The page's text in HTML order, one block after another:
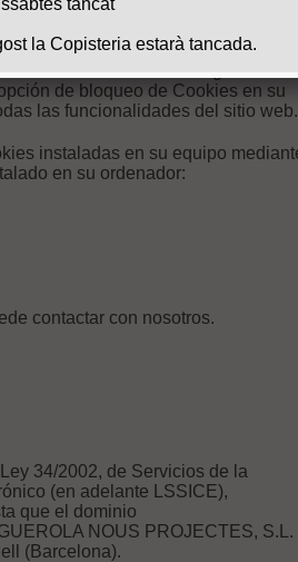
de este sitio web, el tratamiento de
mencionados. Y a si
el tratamiento de tales datos o
la selección de la configuración
de bloqueo de Cookies en su
las funcionalidades del sitio web.
instaladas en su equipo
en su ordenador:
contactar con nosotros.
34/2002, de Servicios de la
(en adelante LSSICE),
que el dominio
NOUS PROJECTES, S.L.
(Barcelona).